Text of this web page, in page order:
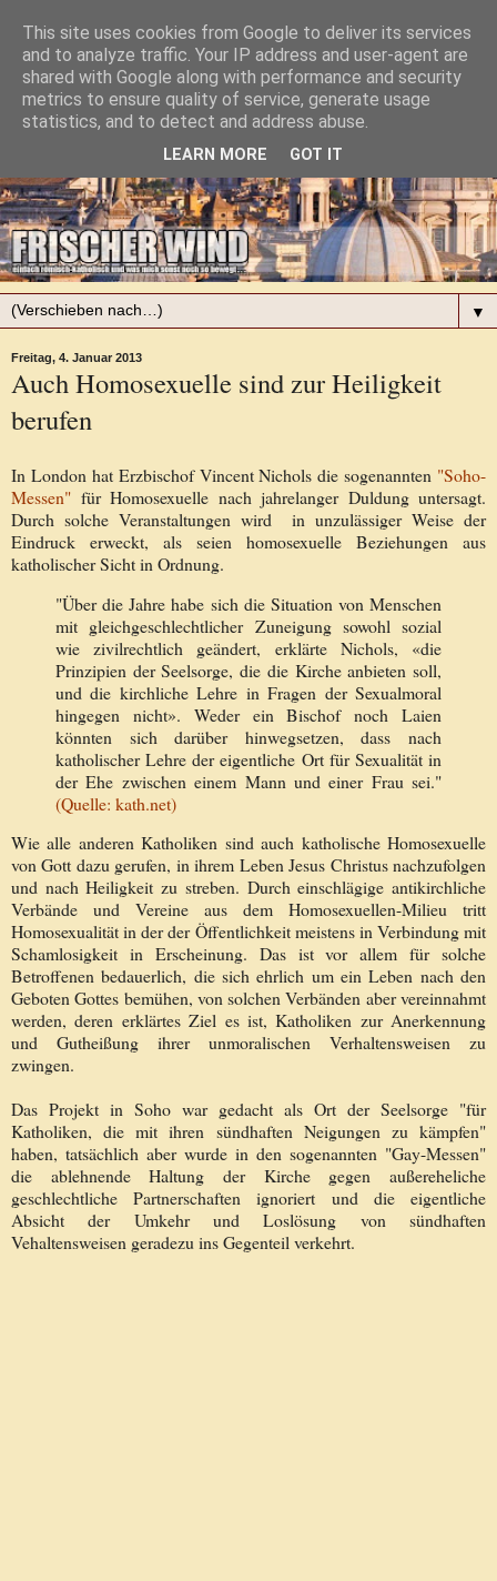
▼
Freitag, 4. Januar 2013
Auch Homosexuelle sind zur Heiligkeit
berufen
In London hat Erzbischof Vincent Nichols die sogenannten "Soho-
Messen" für Homosexuelle nach jahrelanger Duldung untersagt.
Durch solche Veranstaltungen wird in unzulässiger Weise der
Eindruck erweckt, als seien homosexuelle Beziehungen aus
katholischer Sicht in Ordnung.
"Über die Jahre habe sich die Situation von Menschen
mit gleichgeschlechtlicher Zuneigung sowohl sozial
wie zivilrechtlich geändert, erklärte Nichols, «die
Prinzipien der Seelsorge, die die Kirche anbieten soll,
und die kirchliche Lehre in Fragen der Sexualmoral
hingegen nicht». Weder ein Bischof noch Laien
könnten sich darüber hinwegsetzen, dass nach
katholischer Lehre der eigentliche Ort für Sexualität in
der Ehe zwischen einem Mann und einer Frau sei."
(Quelle: kath.net)
Wie alle anderen Katholiken sind auch katholische Homosexuelle
von Gott dazu gerufen, in ihrem Leben Jesus Christus nachzufolgen
und nach Heiligkeit zu streben. Durch einschlägige antikirchliche
Verbände und Vereine aus dem Homosexuellen-Milieu tritt
Homosexualität in der der Öffentlichkeit meistens in Verbindung mit
Schamlosigkeit in Erscheinung. Das ist vor allem für solche
Betroffenen bedauerlich, die sich ehrlich um ein Leben nach den
Geboten Gottes bemühen, von solchen Verbänden aber vereinnahmt
werden, deren erklärtes Ziel es ist, Katholiken zur Anerkennung
und Gutheißung ihrer unmoralischen Verhaltensweisen zu
zwingen.
Das Projekt in Soho war gedacht als Ort der Seelsorge "für
Katholiken, die mit ihren sündhaften Neigungen zu kämpfen"
haben, tatsächlich aber wurde in den sogenannten "Gay-Messen"
die ablehnende Haltung der Kirche gegen außereheliche
geschlechtliche Partnerschaften ignoriert und die eigentliche
Absicht der Umkehr und Loslösung von sündhaften
Vehaltensweisen geradezu ins Gegenteil verkehrt.
This site uses cookies from Google to deliver its services
and to analyze traffic. Your IP address and user-agent are
shared with Google along with performance and security
metrics to ensure quality of service, generate usage
statistics, and to detect and address abuse.
LEARN MORE GOT IT